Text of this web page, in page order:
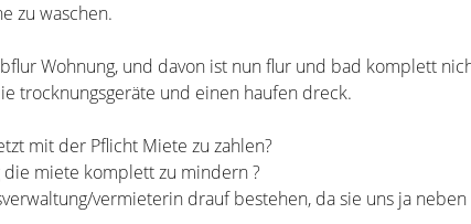
zu waschen.
Wohnung, und davon ist nun flur und bad komplett
trocknungsgeräte und einen haufen dreck.
mit der Pflicht Miete zu zahlen?
miete komplett zu mindern ?
vermieterin drauf bestehen, da sie uns ja